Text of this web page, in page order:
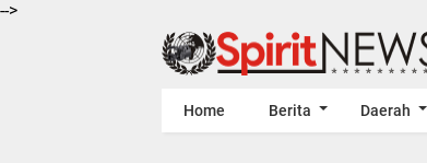
-->
Home Berita Daerah